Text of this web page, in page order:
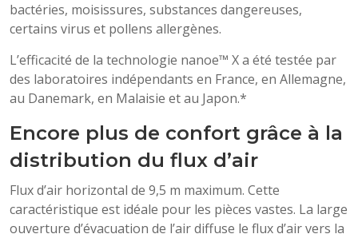
bactéries, moisissures, substances dangereuses,
certains virus et pollens allergènes.
L’efficacité de la technologie nanoe™ X a été testée par
des laboratoires indépendants en France, en Allemagne,
au Danemark, en Malaisie et au Japon.*
Encore plus de confort grâce à la
distribution du flux d’air
Flux d’air horizontal de 9,5 m maximum. Cette
caractéristique est idéale pour les pièces vastes. La large
ouverture d’évacuation de l’air diffuse le flux d’air vers la